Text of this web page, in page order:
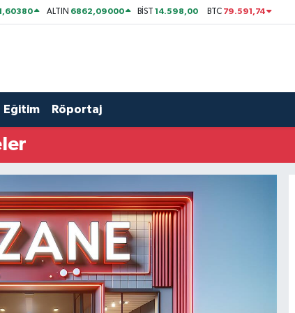
ALTIN 6862,09000 BİST14.598,00 BTC 79.591,74
Eğitim Röportaj